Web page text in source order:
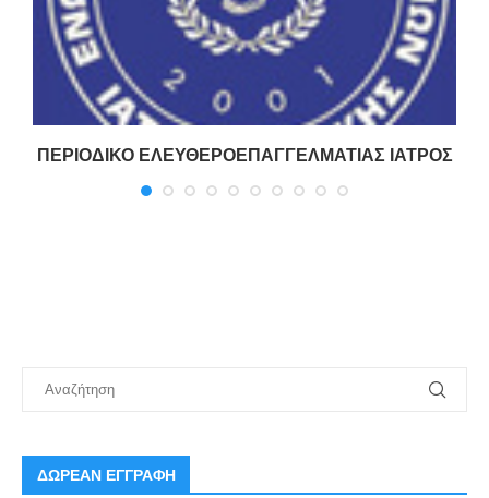
ΠΕΡΙΟΔΙΚΟ ΕΛΕΥΘΕΡΟΕΠΑΓΓΕΛΜΑΤΙΑΣ ΙΑΤΡΟΣ
ΔΩΡΕΑΝ ΕΓΓΡΑΦΗ